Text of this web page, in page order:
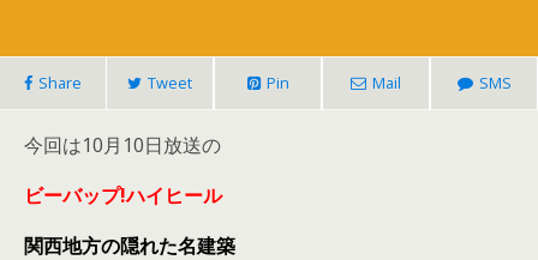
Share Tweet Pin Mail SMS
今回は10月10日放送の
ビーバップ!ハイヒール
関西地方の隠れた名建築